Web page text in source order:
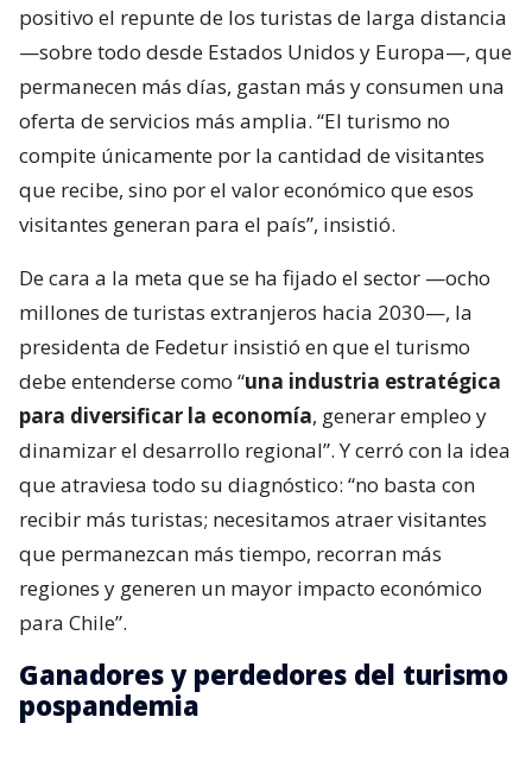
positivo el repunte de los turistas de larga distancia
—sobre todo desde Estados Unidos y Europa—, que
permanecen más días, gastan más y consumen una
oferta de servicios más amplia. “El turismo no
compite únicamente por la cantidad de visitantes
que recibe, sino por el valor económico que esos
visitantes generan para el país”, insistió.
De cara a la meta que se ha fijado el sector —ocho
millones de turistas extranjeros hacia 2030—, la
presidenta de Fedetur insistió en que el turismo
debe entenderse como “una industria estratégica
para diversificar la economía, generar empleo y
dinamizar el desarrollo regional”. Y cerró con la idea
que atraviesa todo su diagnóstico: “no basta con
recibir más turistas; necesitamos atraer visitantes
que permanezcan más tiempo, recorran más
regiones y generen un mayor impacto económico
para Chile”.
Ganadores y perdedores del turismo
pospandemia